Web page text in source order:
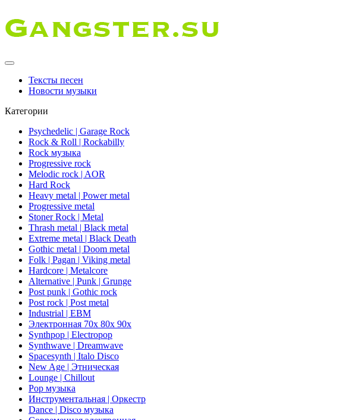
Тексты песен
Новости музыки
Категории
Psychedelic | Garage Rock
Rock & Roll | Rockabilly
Rock музыка
Progressive rock
Melodic rock | AOR
Hard Rock
Heavy metal | Power metal
Progressive metal
Stoner Rock | Metal
Thrash metal | Black metal
Extreme metal | Black Death
Gothic metal | Doom metal
Folk | Pagan | Viking metal
Hardcore | Metalcore
Alternative | Punk | Grunge
Post punk | Gothic rock
Post rock | Post metal
Industrial | EBM
Электронная 70х 80х 90х
Synthpop | Electropop
Synthwave | Dreamwave
Spacesynth | Italo Disco
New Age | Этническая
Lounge | Chillout
Pop музыка
Инструментальная | Оркестр
Dance | Disco музыка